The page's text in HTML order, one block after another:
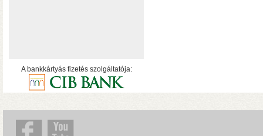
• USB 3.2 Gen2
A bankkártyás fizetés szolgáltatója: